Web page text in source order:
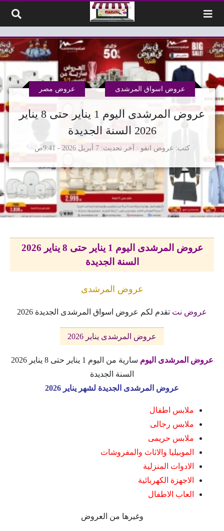
عروض المرشدى اليوم 1 يناير حتى 8 يناير
2026 السنة الجديدة
كتب عروض انفو
عروض اسواق المرشدى عروض مصر
آخر تحديث 7 أبريل 2026 - 9:41ص
عروض المرشدى اليوم 1 يناير حتى 8 يناير 2026
السنة الجديدة
عروض المرشدى
عروض نت تقدم لكم عروض اسواق المرشدى الجديدة 2026
عروض المرشدى يناير 2026
عروض المرشدى اليوم
سارية من اليوم 1 يناير حتى 8 يناير 2026
السنة الجديدة
عروض المرشدى الجديدة لشهر يناير 2026
ملابس اطفال
ملابس رجالى
ملابس حريمى
الموبيليا والاثاث والمفروشات
الادوات المنزلية
الاجهزة الكهربائية
العاب الاطفال
وغيرها من العروض